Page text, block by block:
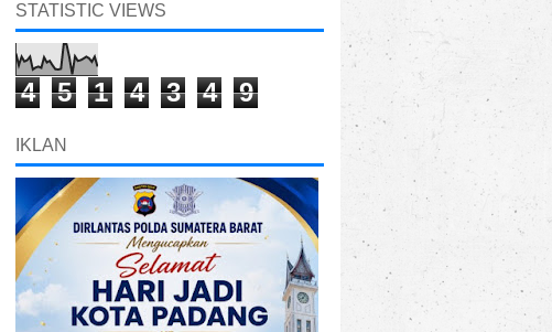
STATISTIC VIEWS
4 5 1 4 3 4 9
IKLAN